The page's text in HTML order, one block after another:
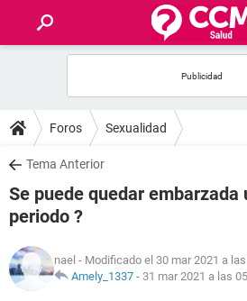
FOROS
SALUD
FAMILIA
NUTRICIÓN
Foros Sexualidad
Tema Anterior
Se puede quedar embarzada
periodo ?
nael - Modificado el 30 mar 2021 a
Amely_1337 - 31 mar 2021 a las